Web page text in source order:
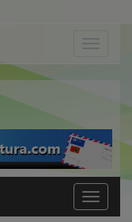
Toggle
navigation